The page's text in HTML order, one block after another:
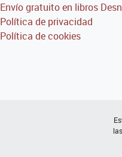
Envío gratuito en libros
Política de privacidad
Política de cookies